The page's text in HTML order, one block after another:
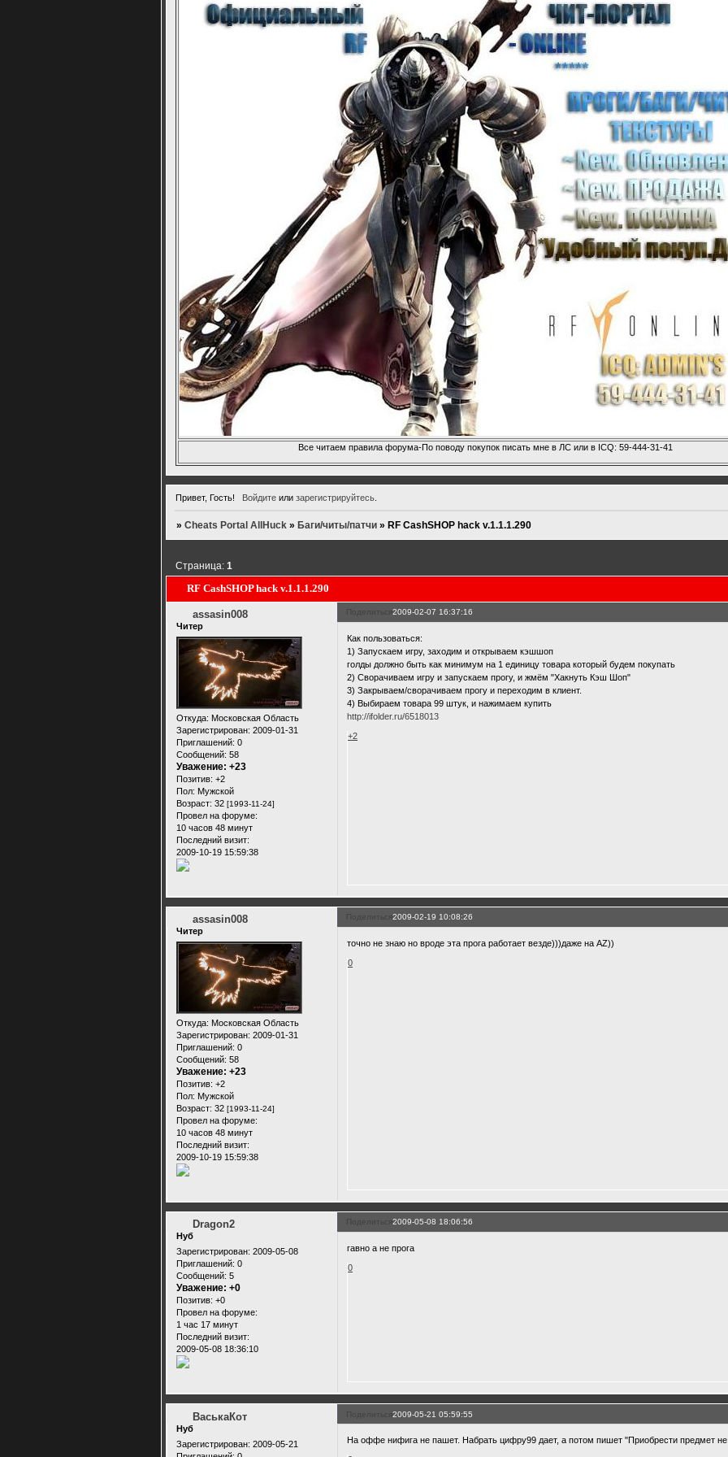
Все читаем правила форума-По поводу покупок писать мне в ЛС или в ICQ: 59-444-31-41
Привет, Гость! Войдитеили зарегистрируйтесь.
»Cheats Portal AllHuck » Баги/читы/патчи » RF CashSHOP hack v.1.1.1.290
RF CashSHOP hack v.1.1.1.290
Страница:1
Поделиться2009-02-07 16:37:16
assasin008
Читер
Откуда: Московская Область
Зарегистрирован: 2009-01-31
Приглашений: 0
Сообщений: 58
Уважение: +23
Позитив: +2
Пол: Мужской
Возраст: 32 [1993-11-24]
Провел на форуме:
10 часов 48 минут
Последний визит:
2009-10-19 15:59:38
Как пользоваться:
1) Запускаем игру, заходим и открываем кэшшоп
голды должно быть как минимум на 1 единицу товара который будем покупать
2) Сворачиваем игру и запускаем прогу, и жмём "Хакнуть Кэш Шоп"
3) Закрываем/сворачиваем прогу и переходим в клиент.
4) Выбираем товара 99 штук, и нажимаем купить
http://ifolder.ru/6518013
+2
Поделиться2009-02-19 10:08:26
assasin008
Читер
Откуда: Московская Область
Зарегистрирован: 2009-01-31
Приглашений: 0
Сообщений: 58
Уважение: +23
Позитив: +2
Пол: Мужской
Возраст: 32 [1993-11-24]
Провел на форуме:
10 часов 48 минут
Последний визит:
2009-10-19 15:59:38
точно не знаю но вроде эта прога работает везде)))даже на AZ))
0
Поделиться2009-05-08 18:06:56
Dragon2
Нуб
Зарегистрирован: 2009-05-08
Приглашений: 0
Сообщений: 5
Уважение: +0
Позитив: +0
Провел на форуме:
1 час 17 минут
Последний визит:
2009-05-08 18:36:10
гавно а не прога
0
Поделиться2009-05-21 05:59:55
ВаськаКот
Нуб
Зарегистрирован: 2009-05-21
На оффе нифига не пашет. Набрать цифру99 дает, а потом пишет "Приобрести предмет